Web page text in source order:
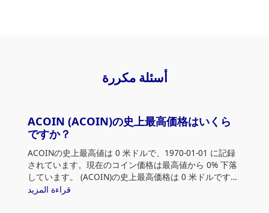
أسئلة مكررة
ACOIN (ACOIN)の史上最高価格はいくら
ですか？
ACOINの史上最高値は 0 米ドルで、1970-01-01 に記録
されています。現在のコイン価格は最高値から 0% 下落
しています。 (ACOIN)の史上最高価格は 0 米ドルです。
現在の価格は史上最高値から 0% 下落しています。
قراءة المزيد